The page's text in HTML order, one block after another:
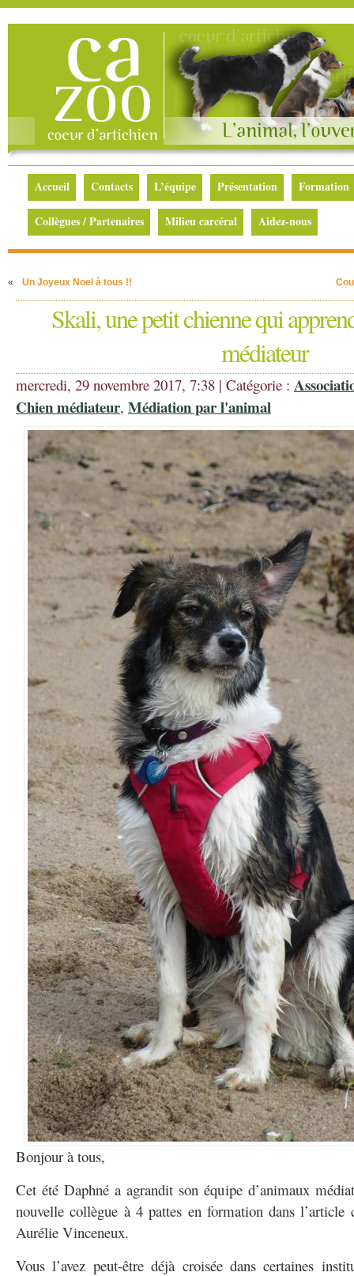
Accueil Contacts L’équipe Présentation Formation
Collègues / Partenaires Milieu carcéral Aidez-nous
« Un Joyeux Noel à tous !!
Skali, une petit chienne qui
médiateur
mercredi, 29 novembre 2017, 7:38 | Catégorie :
Chien médiateur, Médiation par l'animal
Bonjour à tous,
Cet été Daphné a agrandit son équipe d’animaux
nouvelle collègue à 4 pattes en formation dans
Aurélie Vinceneux.
Vous l’avez peut-être déjà croisée dans certaines